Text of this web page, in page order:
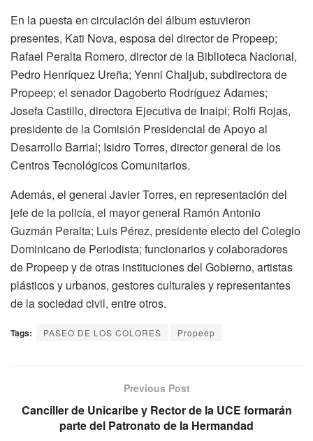
En la puesta en circulación del álbum estuvieron
presentes, Kati Nova, esposa del director de Propeep;
Rafael Peralta Romero, director de la Biblioteca Nacional,
Pedro Henríquez Ureña; Yenni Chaljub, subdirectora de
Propeep; el senador Dagoberto Rodríguez Adames;
Josefa Castillo, directora Ejecutiva de Inaipi; Rolfi Rojas,
presidente de la Comisión Presidencial de Apoyo al
Desarrollo Barrial; Isidro Torres, director general de los
Centros Tecnológicos Comunitarios.
Además, el general Javier Torres, en representación del
jefe de la policía, el mayor general Ramón Antonio
Guzmán Peralta; Luis Pérez, presidente electo del Colegio
Dominicano de Periodista; funcionarios y colaboradores
de Propeep y de otras instituciones del Gobierno, artistas
plásticos y urbanos, gestores culturales y representantes
de la sociedad civil, entre otros.
Tags: PASEO DE LOS COLORES Propeep
Previous Post
Canciller de Unicaribe y Rector de la UCE formarán
parte del Patronato de la Hermandad